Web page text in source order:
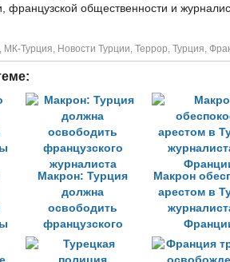
французской общественности и
, МК-Турция, Новости Турции, Террор, Турция,
Макрон: Турция
должна
освободить
французского
журналиста
Макрон
арестом в